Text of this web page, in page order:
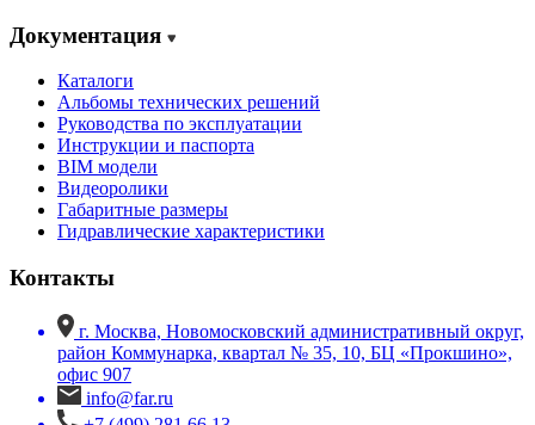
Документация
Каталоги
Альбомы технических решений
Руководства по эксплуатации
Инструкции и паспорта
BIM модели
Видеоролики
Габаритные размеры
Гидравлические характеристики
Контакты
г. Москва, Новомосковский административный округ,
район Коммунарка, квартал № 35, 10, БЦ «Прокшино»,
офис 907
info@far.ru